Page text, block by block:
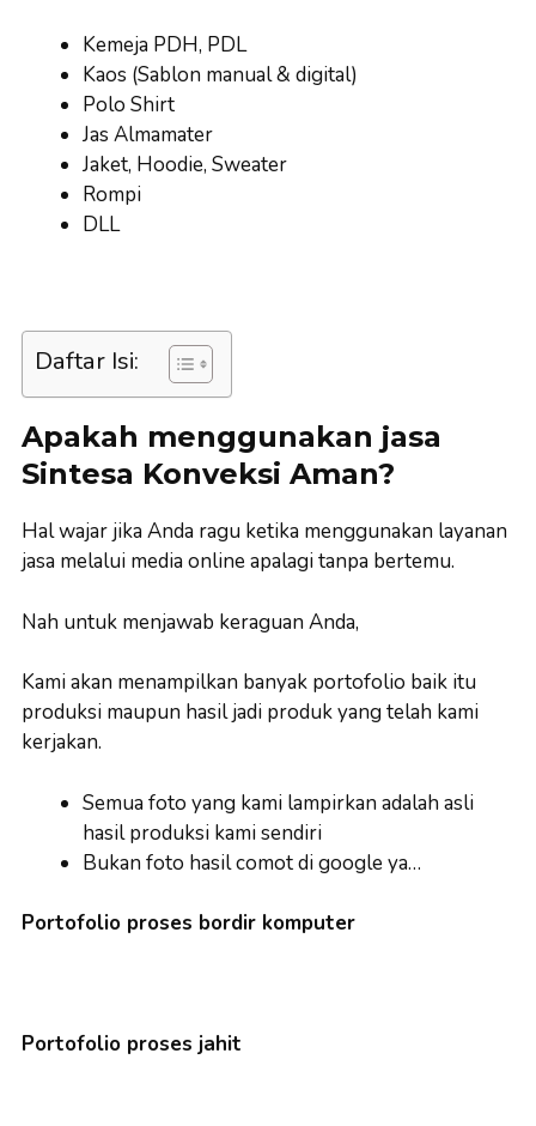
Kemeja PDH, PDL
Kaos (Sablon manual & digital)
Polo Shirt
Jas Almamater
Jaket, Hoodie, Sweater
Rompi
DLL
Daftar Isi:
Apakah menggunakan jasa
Sintesa Konveksi Aman?
Hal wajar jika Anda ragu ketika menggunakan layanan
jasa melalui media online apalagi tanpa bertemu.
Nah untuk menjawab keraguan Anda,
Kami akan menampilkan banyak portofolio baik itu
produksi maupun hasil jadi produk yang telah kami
kerjakan.
Semua foto yang kami lampirkan adalah asli
hasil produksi kami sendiri
Bukan foto hasil comot di google ya…
Portofolio proses bordir komputer
Portofolio proses jahit